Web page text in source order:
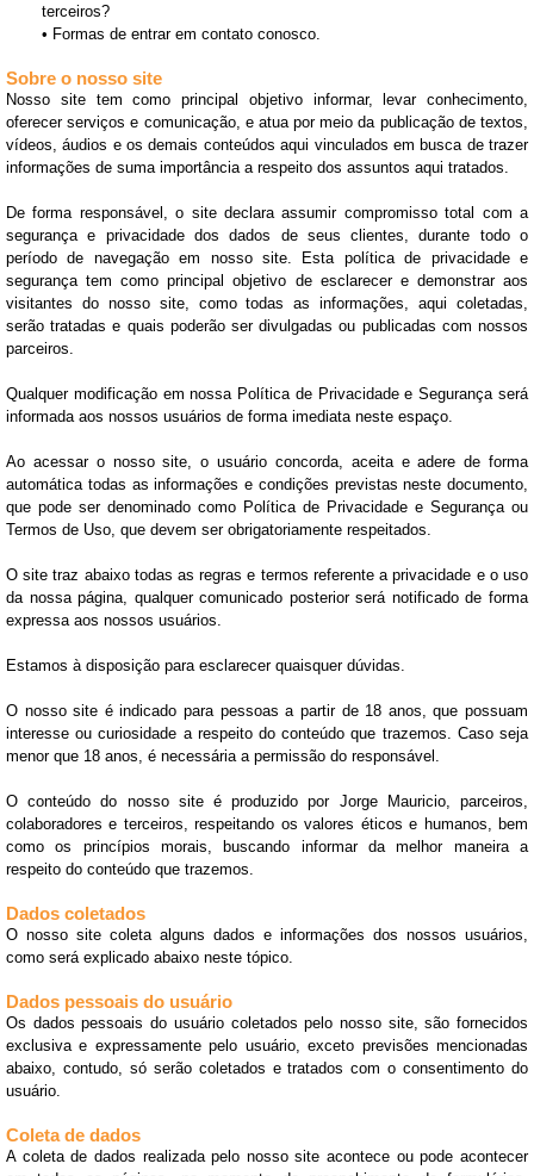
terceiros?
• Formas de entrar em contato conosco.
Sobre o nosso site
Nosso site tem como principal objetivo informar, levar conhecimento,
oferecer serviços e comunicação, e atua por meio da publicação de textos,
vídeos, áudios e os demais conteúdos aqui vinculados em busca de trazer
informações de suma importância a respeito dos assuntos aqui tratados.
De forma responsável, o site declara assumir compromisso total com a
segurança e privacidade dos dados de seus clientes, durante todo o
período de navegação em nosso site. Esta política de privacidade e
segurança tem como principal objetivo de esclarecer e demonstrar aos
visitantes do nosso site, como todas as informações, aqui coletadas,
serão tratadas e quais poderão ser divulgadas ou publicadas com nossos
parceiros.
Qualquer modificação em nossa Política de Privacidade e Segurança será
informada aos nossos usuários de forma imediata neste espaço.
Ao acessar o nosso site, o usuário concorda, aceita e adere de forma
automática todas as informações e condições previstas neste documento,
que pode ser denominado como Política de Privacidade e Segurança ou
Termos de Uso, que devem ser obrigatoriamente respeitados.
O site traz abaixo todas as regras e termos referente a privacidade e o uso
da nossa página, qualquer comunicado posterior será notificado de forma
expressa aos nossos usuários.
Estamos à disposição para esclarecer quaisquer dúvidas.
O nosso site é indicado para pessoas a partir de 18 anos, que possuam
interesse ou curiosidade a respeito do conteúdo que trazemos. Caso seja
menor que 18 anos, é necessária a permissão do responsável.
O conteúdo do nosso site é produzido por Jorge Mauricio, parceiros,
colaboradores e terceiros, respeitando os valores éticos e humanos, bem
como os princípios morais, buscando informar da melhor maneira a
respeito do conteúdo que trazemos.
Dados coletados
O nosso site coleta alguns dados e informações dos nossos usuários,
como será explicado abaixo neste tópico.
Dados pessoais do usuário
Os dados pessoais do usuário coletados pelo nosso site, são fornecidos
exclusiva e expressamente pelo usuário, exceto previsões mencionadas
abaixo, contudo, só serão coletados e tratados com o consentimento do
usuário.
Coleta de dados
A coleta de dados realizada pelo nosso site acontece ou pode acontecer